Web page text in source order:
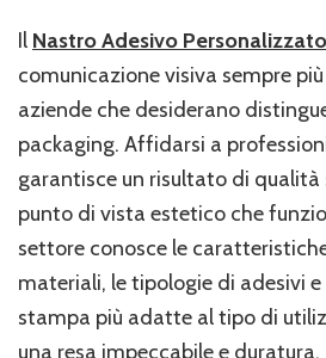
Il Nastro Adesivo Personalizzato
comunicazione visiva sempre
aziende che desiderano
packaging. Affidarsi a
garantisce un risultato di qualità
punto di vista estetico che
settore conosce le
materiali, le tipologie di adesivi
stampa più adatte al tipo di
una resa impeccabile e duratura.